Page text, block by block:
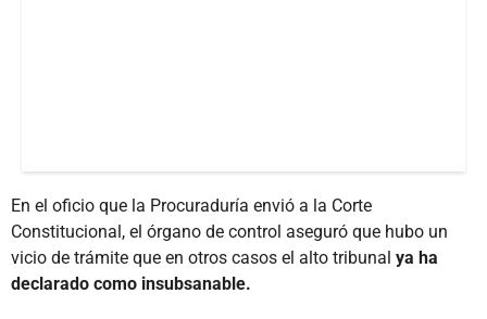
En el oficio que la Procuraduría envió a la Corte
Constitucional, el órgano de control aseguró que hubo un
vicio de trámite que en otros casos el alto tribunal ya ha
declarado como insubsanable.